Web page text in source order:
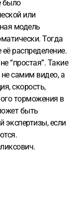
было
или
модель
Тогда
распределение.
“простая”. Такие
самим видео, а
скорость,
торможения в
быть
экспертизы, если